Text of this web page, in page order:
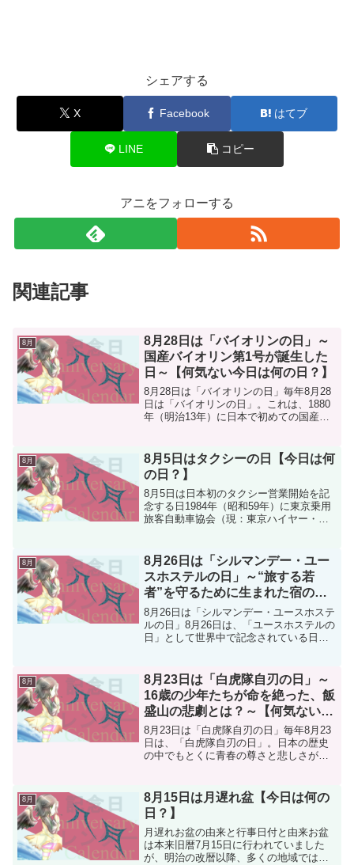
シェアする
X Facebook はてブ
LINE コピー
アニをフォローする
関連記事
8月
8月28日は「バイオリンの日」～
国産バイオリン第1号が誕生した
日～【何気ない今日は何の日？】
8月28日は「バイオリンの日」毎年8月28
日は「バイオリンの日」。これは、1880
年（明治13年）に日本で初めての国産バ
職人だった松永定次郎氏。和楽器の技術
を活かし、独...
8月
8月5日はタクシーの日【今日は何
の日？】
8月5日は日本初のタクシー営業開始を記
念する日1984年（昭和59年）に東京乗用
旅客自動車協会（現：東京ハイヤー・タ
の記念日は、全国乗用自動車連合会
（現：全国ハイヤ...
8月
8月26日は「シルマンデー・ユー
スホステルの日」～“旅する若
者”を守るために生まれた宿の原
点とは？～【何気ない今日は何の
日？】
8月26日は「シルマンデー・ユースホステ
ルの日」8月26日は、「ユースホステルの
日」として世界中で記念されている日で
る“忘れられない体験”から生まれました。
(funct...
8月
8月23日は「白虎隊自刃の日」～
16歳の少年たちが命を絶った、飯
盛山の悲劇とは？～【何気ない今
日は何の日？】
8月23日は「白虎隊自刃の日」毎年8月23
日は、「白虎隊自刃の日」。日本の歴史
の中でもとくに青春の尊さと悲しさが凝
から17歳の少年たちが、刀を手に戦場に
立ち、そして自...
8月
8月15日は月遅れ盆【今日は何の
日？】
月遅れお盆の由来と行事日付と由来お盆
は本来旧暦7月15日に行われていました
が、明治の改暦以降、多くの地域では月